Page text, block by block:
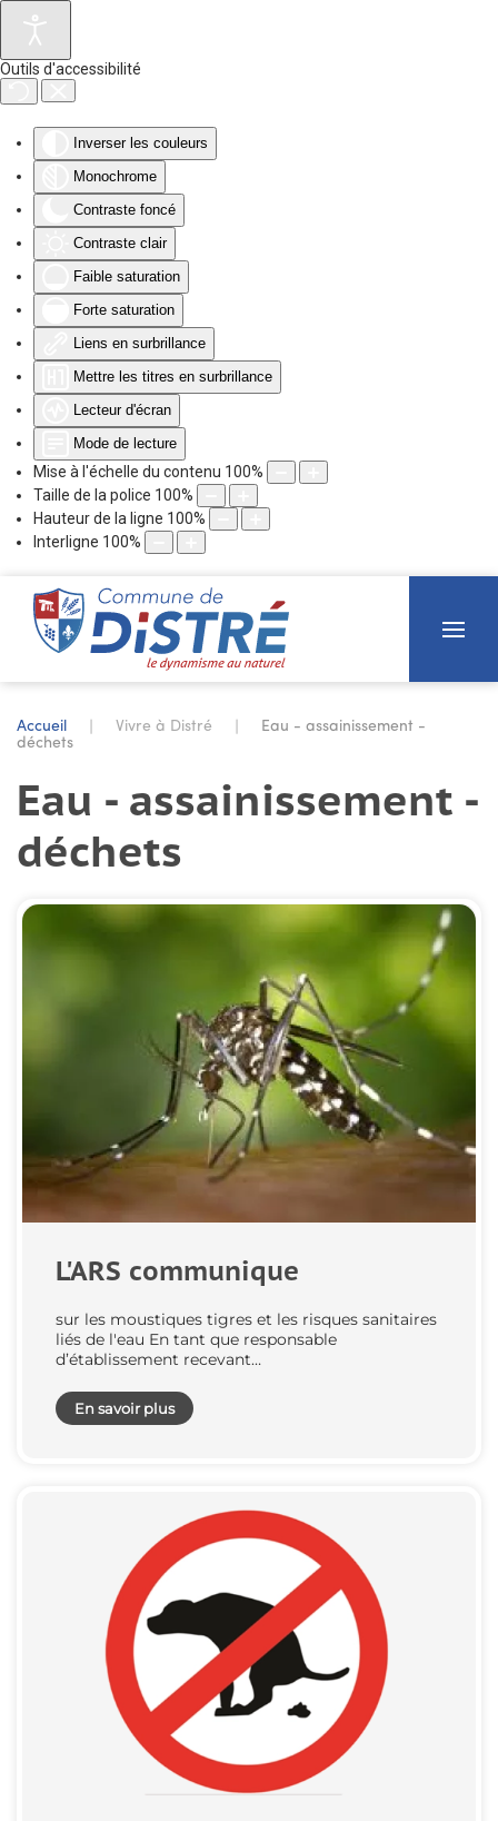
Outils d'accessibilité
Inverser les couleurs
Monochrome
Contraste foncé
Contraste clair
Faible saturation
Forte saturation
Liens en surbrillance
Mettre les titres en surbrillance
Lecteur d'écran
Mode de lecture
Mise à l'échelle du contenu 100%
Taille de la police 100%
Hauteur de la ligne 100%
Interligne 100%
Accéder au contenu principal
Accueil Vivre à Distré
Eau - assainissement -
déchets
Eau - assainissement -
déchets
L'ARS communique
sur les moustiques tigres et les risques sanitaires
liés de l'eau En tant que responsable
d’établissement recevant…
En savoir plus